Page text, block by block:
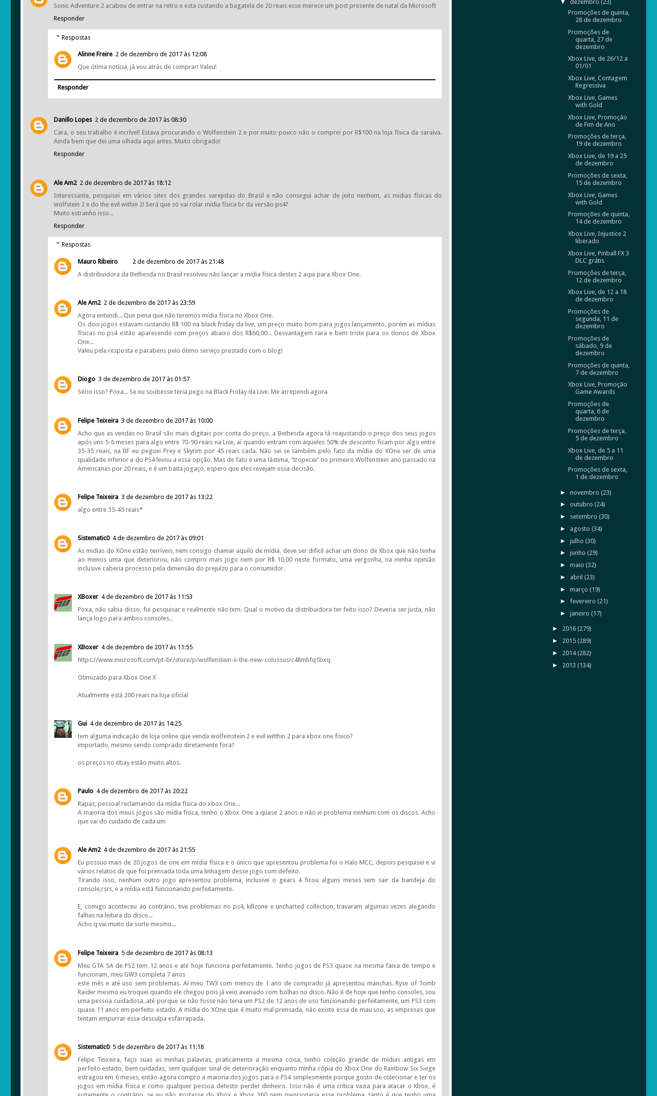
Sonic Adventure 2 acabou de entrar na retro e esta custando a bagatela de 20 reais esse merece um post presente de natal da Microsoft
Responder
Respostas
Alinne Freire 2 de dezembro de 2017 às 12:08
Que ótima notícia, já vou atrás de comprar! Valeu!
Responder
Danillo Lopes 2 de dezembro de 2017 às 08:30
Cara, o seu trabalho é incrível! Estava procurando o Wolfenstein 2 e por muito pouco não o comprei por R$100 na loja física da saraiva.
Ainda bem que dei uma olhada aqui antes. Muito obrigado!
Responder
Ale Am2 2 de dezembro de 2017 às 18:12
Interessante, pesquisei em vários sites dos grandes varejistas do Brasil e não consegui achar de jeito nenhum, as midias físicas do
wolfstein 2 e do the evil within 2! Será que só vai rolar mídia física br da versão ps4?
Muito estranho isso...
Responder
Respostas
Mauro Ribeiro
2 de dezembro de 2017 às 21:48
A distribuidora da Bethesda no Brasil resolveu não lançar a mídia física destes 2 aqui para Xbox One.
Ale Am2 2 de dezembro de 2017 às 23:59
Agora entendi... Que pena que não teremos mídia física no Xbox One.
Os dois jogos estavam custando R$ 100 na black friday da live, um preço muito bom para jogos lançamento, porém as mídias
físicas no ps4 estão aparecendo com preços abaixo dos R$60,00... Desvantagem rara e bem triste para os donos de Xbox
One...
Valeu pela resposta e parabéns pelo ótimo serviço prestado com o blog!
Diogo 3 de dezembro de 2017 às 01:57
Sério isso? Poxa... Se eu soubesse teria pego na Black Friday da Live. Me arrependi agora
Felipe Teixeira 3 de dezembro de 2017 às 10:00
Acho que as vendas no Brasil são mais digitais por conta do preço, a Bethesda agora tá reajustando o preço dos seus jogos
após uns 5-6 meses para algo entre 70-90 reais na Live, aí quando entram com aqueles 50% de desconto ficam por algo entre
35-35 reais, na BF eu peguei Prey e Skyrim por 45 reais cada. Não sei se também pelo fato da mídia do XOne ser de uma
qualidade inferior a do PS4 levou a essa opção. Mas de fato é uma lástima, "tropecei" no primeiro Wolfenstein ano passado na
Americanas por 20 reais, e é um baita jogaço, espero que eles revejam essa decisão.
Felipe Teixeira 3 de dezembro de 2017 às 13:22
algo entre 35-45 reais*
Sistematic0 4 de dezembro de 2017 às 09:01
As midias do XOne estão terríveis, nem consigo chamar aquilo de mídia, deve ser difícil achar um dono de Xbox que não tenha
ao menos uma que deteriorou, não compro mais jogo nem por R$ 10,00 neste formato, uma vergonha, na minha opinião
inclusive caberia processo pela dimensão do prejuízo para o consumidor.
XBoxer 4 de dezembro de 2017 às 11:53
Poxa, não sabia disso, fui pesquisar e realmente não tem. Qual o motivo da distribuidora ter feito isso? Deveria ser justa, não
lança logo para ambos consoles..
XBoxer 4 de dezembro de 2017 às 11:55
https://www.microsoft.com/pt-br/store/p/wolfenstein-ii-the-new-colossus/c4llmhfq1bxq
Otimizado para Xbox One X
Atualmente está 200 reais na loja oficial
Gui 4 de dezembro de 2017 às 14:25
tem alguma indicação de loja online que venda wolfeinstein 2 e evil witthin 2 para xbox one fisico?
importado, mesmo sendo comprado diretamente fora?
os preços no ebay estão muito altos.
Paulo 4 de dezembro de 2017 às 20:22
Rapaz, pessoal reclamando da mídia física do xbox One...
A maioria dos meus jogos são mídia fisica, tenho o Xbox One a quase 2 anos e não vi problema nenhum com os discos. Acho
que vai do cuidado de cada um
Ale Am2 4 de dezembro de 2017 às 21:55
Eu possuo mais de 20 jogos de one em mídia física e o único que apresentou problema foi o Halo MCC, depois pesquisei e vi
vários relatos de que foi prensada toda uma linhagem desse jogo com defeito.
Tirando isso, nenhum outro jogo apresentou problema, inclusive o gears 4 ficou alguns meses sem sair da bandeja do
console,rsrs, e a mídia está funcionando perfeitamente.
E, comigo aconteceu ao contrário, tive problemas no ps4, killzone e uncharted collection, travaram algumas vezes alegando
falhas na leitura do disco...
Acho q vai muito da sorte mesmo...
Felipe Teixeira 5 de dezembro de 2017 às 08:13
Meu GTA SA de PS2 tem 12 anos e até hoje funciona perfeitamente. Tenho jogos de PS3 quase na mesma faixa de tempo e
funcionam, meu GW3 completa 7 anos
este mês e até uso sem problemas. Aí meu TW3 com menos de 1 ano de comprado já apresentou manchas. Ryse of Tomb
Raider mesmo eu troquei quando ele chegou pois já veio avariado com bolhas no disco. Não é de hoje que tenho consoles, sou
uma pessoa cuidadosa, até porque se não fosse não teria um PS2 de 12 anos de uso funcionando perfeitamente, um PS3 com
quase 11 anos em perfeito estado. A mídia do XOne que é muito mal prensada, não existe essa de mau uso, as empresas que
tentam empurrar essa desculpa esfarrapada.
Sistematic0 5 de dezembro de 2017 às 11:18
Felipe Teixeira, faço suas as minhas palavras, praticamente a mesma coisa, tenho coleção grande de mídias antigas em
perfeito estado, bem cuidadas, sem qualquer sinal de deterioração enquanto minha cópia do Xbox One do Rainbow Six Siege
estragou em 6 meses, então agora compro a maioria dos jogos para o PS4 simplesmente porque gosto de colecionar e ter os
jogos em mídia física e como qualquer pessoa detesto perder dinheiro. Isso não é uma crítica vazia para atacar o Xbox, é
▼ dezembro (23)
Promoções de quinta,
28 de dezembro
Promoções de
quarta, 27 de
dezembro
Xbox Live, de 26/12 a
01/01
Xbox Live, Contagem
Regressiva
Xbox Live, Games
with Gold
Xbox Live, Promoção
de Fim de Ano
Promoções de terça,
19 de dezembro
Xbox Live, de 19 a 25
de dezembro
Promoções de sexta,
15 de dezembro
Xbox Live, Games
with Gold
Promoções de quinta,
14 de dezembro
Xbox Live, Injustice 2
liberado
Xbox Live, Pinball FX 3
DLC grátis
Promoções de terça,
12 de dezembro
Xbox Live, de 12 a 18
de dezembro
Promoções de
segunda, 11 de
dezembro
Promoções de
sábado, 9 de
dezembro
Promoções de quinta,
7 de dezembro
Xbox Live, Promoção
Game Awards
Promoções de
quarta, 6 de
dezembro
Promoções de terça,
5 de dezembro
Xbox Live, de 5 a 11
de dezembro
Promoções de sexta,
1 de dezembro
► novembro (23)
► outubro (24)
► setembro (30)
► agosto (34)
► julho (30)
► junho (29)
► maio (32)
► abril (23)
► março (19)
► fevereiro (21)
► janeiro (17)
► 2016(279)
► 2015(289)
► 2014(282)
► 2013(134)